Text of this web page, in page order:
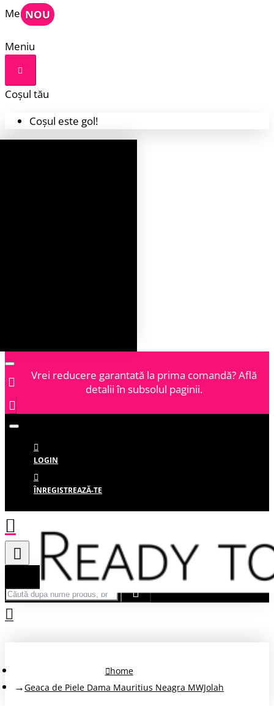
Meniu
Meniu
Coșul tău
Coșul este gol!
Vrei reducere garantată la prima comandă? Află
detalii în subsolul paginii.
LOGIN
ÎNREGISTREAZĂ-TE
Căută după nume produs, brand...
home
Geaca de Piele Dama Mauritius Neagra MWJolah
NOU